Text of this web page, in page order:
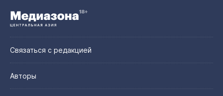
Связаться с редакцией
Авторы